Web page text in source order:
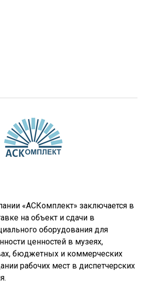
«АСКомплект» заключается в
на объект и сдачи в
оборудования для
ценностей в музеях,
бюджетных и коммерческих
рабочих мест в диспетчерских